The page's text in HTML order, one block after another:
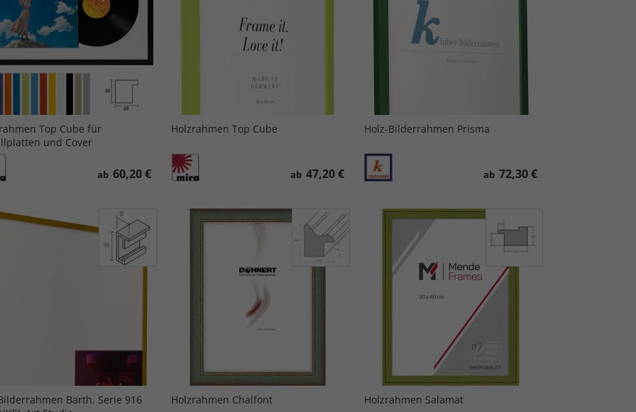
Top Cube für
und Cover
ab 60,20 €
Holzrahmen Top Cube
ab 47,20 €
Holz-Bilderrahmen Prisma
ab 72,30 €
Barth, Serie 916
Holzrahmen Chalfont Holzrahmen Salamat